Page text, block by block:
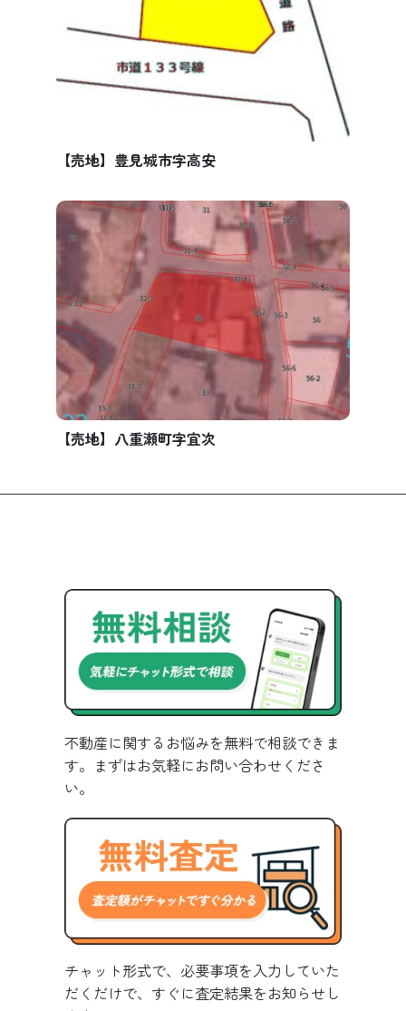
【売地】豊見城市字高安
【売地】八重瀬町字宜次
不動産に関するお悩みを無料で相談できま
す。まずはお気軽にお問い合わせくださ
い。
チャット形式で、必要事項を入力していた
だくだけで、すぐに査定結果をお知らせし